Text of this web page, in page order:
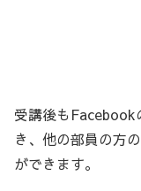
受講後もFacebook
き、他の部員の方
ができます。